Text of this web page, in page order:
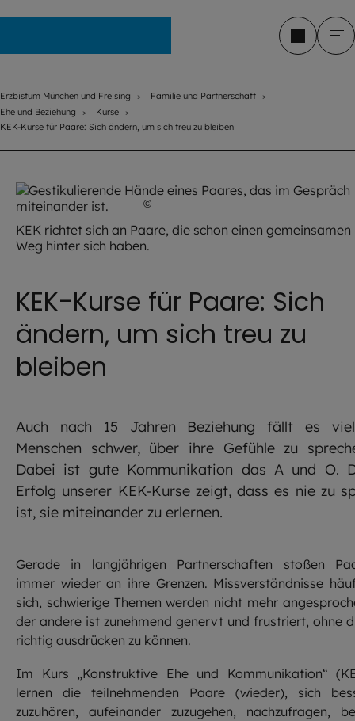
Erzbistum München und Freising
Familie und Partnerschaft
Ehe und Beziehung
Kurse
KEK-Kurse für Paare: Sich ändern, um sich treu zu bleiben
©
KEK richtet sich an Paare, die schon einen gemeinsamen
Weg hinter sich haben.
KEK-Kurse für Paare: Sich
ändern, um sich treu zu
bleiben
Auch nach 15 Jahren Beziehung fällt es
Menschen schwer, über ihre Gefühle zu
Dabei ist gute Kommunikation das A und O.
Erfolg unserer KEK-Kurse zeigt, dass es nie zu
ist, sie miteinander zu erlernen.
Gerade in langjährigen Partnerschaften stoßen
immer wieder an ihre Grenzen. Missverständnisse
sich, schwierige Themen werden nicht mehr
der andere ist zunehmend genervt und frustriert, ohne
richtig ausdrücken zu können.
Im Kurs „Konstruktive Ehe und Kommunikation“
lernen die teilnehmenden Paare (wieder), sich
zuzuhören, aufeinander zuzugehen, nachzufragen,